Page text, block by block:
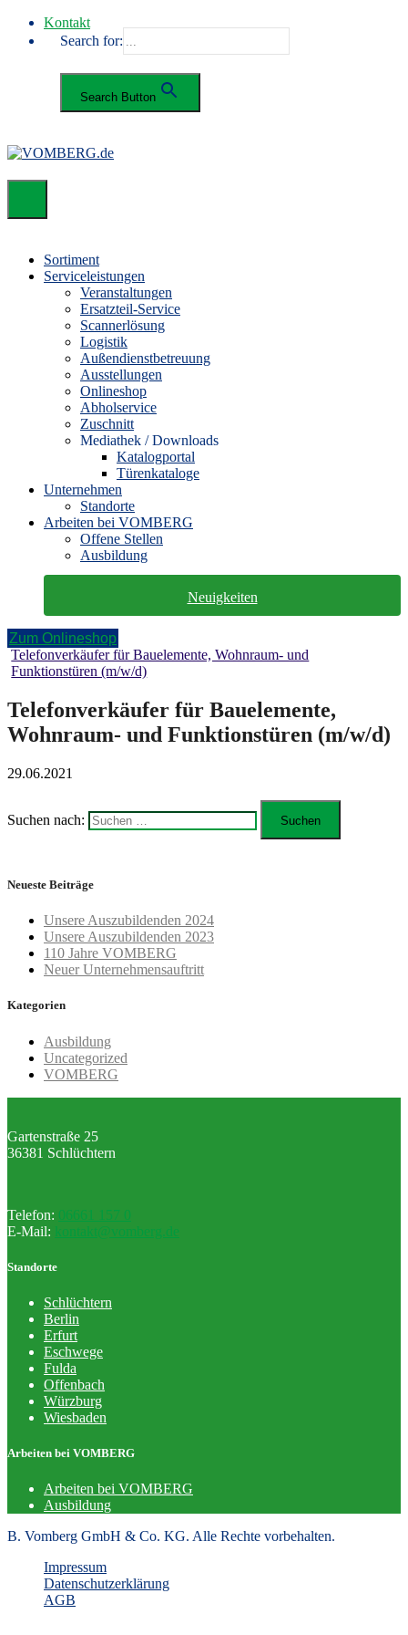
Kontakt
Search for:
Search Button
Sortiment
Serviceleistungen
Veranstaltungen
Ersatzteil-Service
Scannerlösung
Logistik
Außendienstbetreuung
Ausstellungen
Onlineshop
Abholservice
Zuschnitt
Mediathek / Downloads
Katalogportal
Türenkataloge
Unternehmen
Standorte
Arbeiten bei VOMBERG
Offene Stellen
Ausbildung
Neuigkeiten
Zum Onlineshop
Telefonverkäufer für Bauelemente, Wohnraum- und
Funktionstüren (m/w/d)
Telefonverkäufer für Bauelemente,
Wohnraum- und Funktionstüren (m/w/d)
29.06.2021
Suchen nach:
Neueste Beiträge
Unsere Auszubildenden 2024
Unsere Auszubildenden 2023
110 Jahre VOMBERG
Neuer Unternehmensauftritt
Kategorien
Ausbildung
Uncategorized
VOMBERG
Gartenstraße 25
36381 Schlüchtern
Telefon: 06661 157 0
E-Mail: kontakt@vomberg.de
Standorte
Schlüchtern
Berlin
Erfurt
Eschwege
Fulda
Offenbach
Würzburg
Wiesbaden
Arbeiten bei VOMBERG
Arbeiten bei VOMBERG
Ausbildung
B. Vomberg GmbH & Co. KG. Alle Rechte vorbehalten.
Impressum
Datenschutzerklärung
AGB